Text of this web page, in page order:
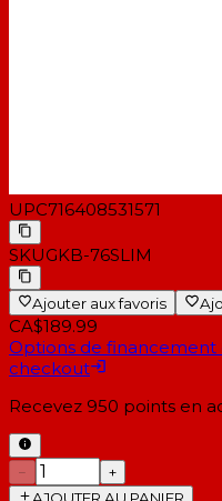
UPC716408531571
SKUGKB-76SLIM
Ajouter aux favoris
CA$189.99
Options de financement
checkout
Recevez 950 points en
−
+